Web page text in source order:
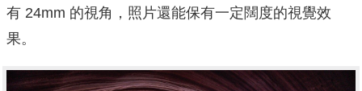
有 24mm 的視角，照片還能保有一定闊度的視覺效
果。